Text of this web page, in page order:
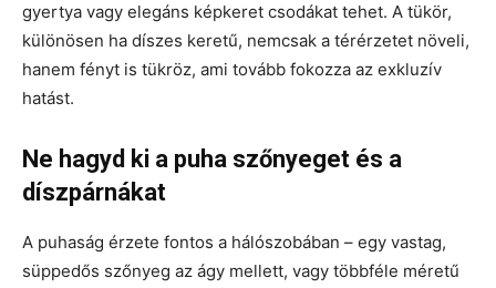
gyertya vagy elegáns képkeret csodákat tehet. A tükör,
különösen ha díszes keretű, nemcsak a térérzetet növeli,
hanem fényt is tükröz, ami tovább fokozza az exkluzív
hatást.
Ne hagyd ki a puha szőnyeget és a
díszpárnákat
A puhaság érzete fontos a hálószobában – egy vastag,
süppedős szőnyeg az ágy mellett, vagy többféle méretű